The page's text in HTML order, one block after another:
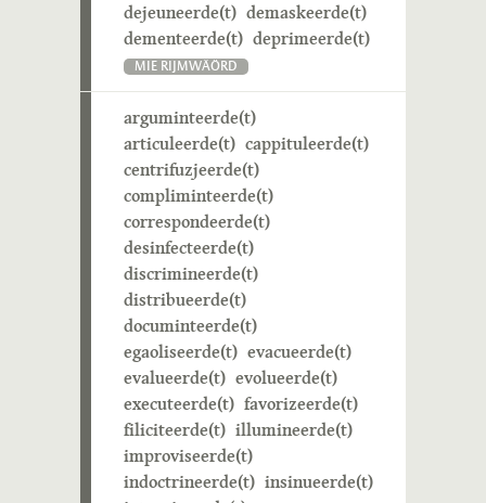
dejeuneerde(t) demaskeerde(t)
dementeerde(t) deprimeerde(t)
MIE RIJMWÄÖRD
arguminteerde(t)
articuleerde(t) cappituleerde(t)
centrifuzjeerde(t)
compliminteerde(t)
correspondeerde(t)
desinfecteerde(t)
discrimineerde(t)
distribueerde(t)
documinteerde(t)
egaoliseerde(t) evacueerde(t)
evalueerde(t) evolueerde(t)
executeerde(t) favorizeerde(t)
filiciteerde(t) illumineerde(t)
improviseerde(t)
indoctrineerde(t) insinueerde(t)